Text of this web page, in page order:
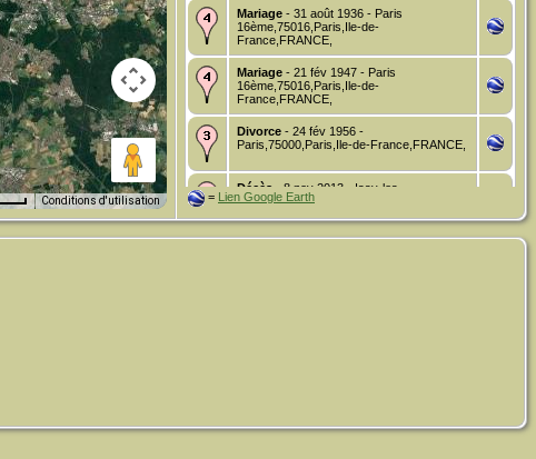
Conditions d'utilisation
Mariage - 31 août 1936 - Paris
16ème,75016,Paris,Ile-de-
France,FRANCE,
Mariage - 21 fév 1947 - Paris
16ème,75016,Paris,Ile-de-
France,FRANCE,
Divorce - 24 fév 1956 -
Paris,75000,Paris,Ile-de-France,FRANCE,
Décès - 8 nov 2013 - Issy-les-
Moulineaux,92130,Hauts-de-Seine,Île-de-
= Lien Google Earth